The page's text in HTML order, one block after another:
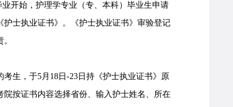
开始，护理学专业（专、本科）毕业生申请
士执业证书》。《护士执业证书》审验登记
生，于5月18日-23日持《护士执业证书》原
按证书内容选择省份、输入护士姓名、所在